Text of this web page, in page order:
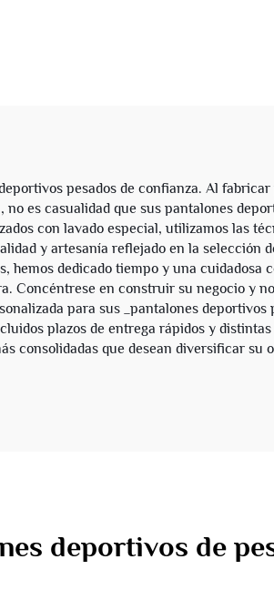
pesados de confianza. Al
es casualidad que sus pantalones
con lavado especial, utilizamos las
y artesanía reflejado en la selección
hemos dedicado tiempo y una
Concéntrese en construir su negocio y
para sus _pantalones deportivos
plazos de entrega rápidos y
consolidadas que desean diversificar su
deportivos de